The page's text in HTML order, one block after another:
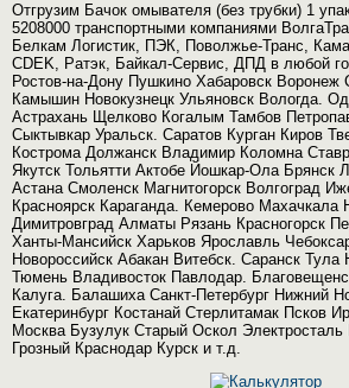
Отгрузим Бачок омывателя (без трубки) 1
5208000 транспортными компаниями
Белкам Логистик, ПЭК, Поволжье-Транс,
CDEK, Ратэк, Байкал-Сервис, ДПД в любой
Ростов-на-Дону Пушкино Хабаровск Воронеж
Камышин Новокузнецк Ульяновск Вологда.
Астрахань Щелково Когалым Тамбов
Сыктывкар Уральск. Саратов Курган Киров
Кострома Должанск Владимир Коломна
Якутск Тольятти Актобе Йошкар-Ола Брянск
Астана Смоленск Магнитогорск Волгоград
Красноярск Караганда. Кемерово Махачкала
Димитровград Алматы Рязань Красногорск
Ханты-Мансийск Харьков Ярославль
Новороссийск Абакан Витебск. Саранск Тула
Тюмень Владивосток Павлодар.
Калуга. Балашиха Санкт-Петербург Нижний
Екатеринбург Костанай Стерлитамак Псков
Москва Бузулук Старый Оскол
Грозный Краснодар Курск и т.д.